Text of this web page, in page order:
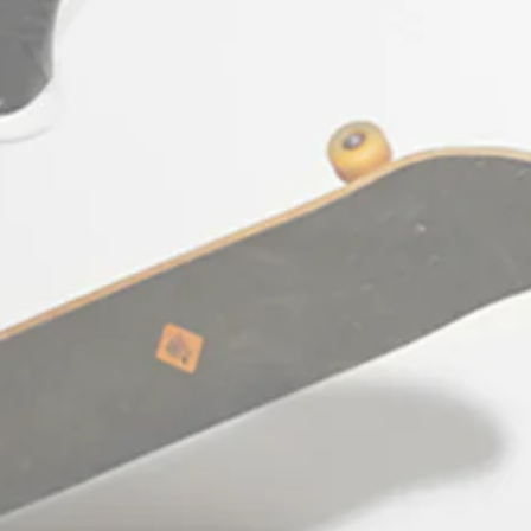
STΞFAN The Concept Store & E-shop
Theodoras 10, 54623
Working hours: Monday - Friday:
10:00am - 09:00pm
Saturday: 10:00am - 06:00pm
PinterestΊνσταγκραμ
Τικ
YouTube